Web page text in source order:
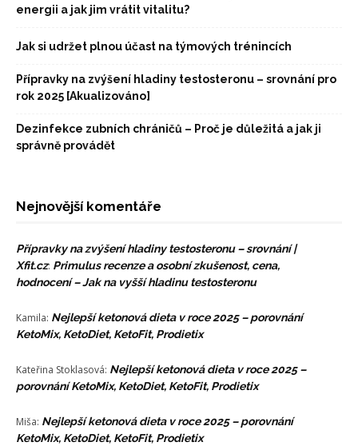
energii a jak jim vrátit vitalitu?
Jak si udržet plnou účast na týmových trénincích
Přípravky na zvýšení hladiny testosteronu – srovnání pro
rok 2025 [Akualizováno]
Dezinfekce zubních chráničů – Proč je důležitá a jak ji
správně provádět
Nejnovější komentáře
Přípravky na zvýšení hladiny testosteronu – srovnání |
Xfit.cz: Primulus recenze a osobní zkušenost, cena,
hodnocení – Jak na vyšší hladinu testosteronu
Kamila: Nejlepší ketonová dieta v roce 2025 – porovnání
KetoMix, KetoDiet, KetoFit, Prodietix
Kateřina Stoklasová: Nejlepší ketonová dieta v roce 2025 –
porovnání KetoMix, KetoDiet, KetoFit, Prodietix
Miša: Nejlepší ketonová dieta v roce 2025 – porovnání
KetoMix, KetoDiet, KetoFit, Prodietix